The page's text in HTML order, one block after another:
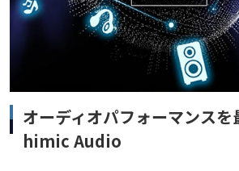
オーディオパフォーマンス
himic Audio